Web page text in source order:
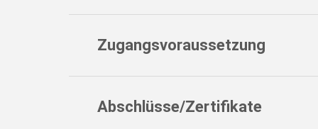
Zugangsvoraussetzung
Abschlüsse/Zertifikate